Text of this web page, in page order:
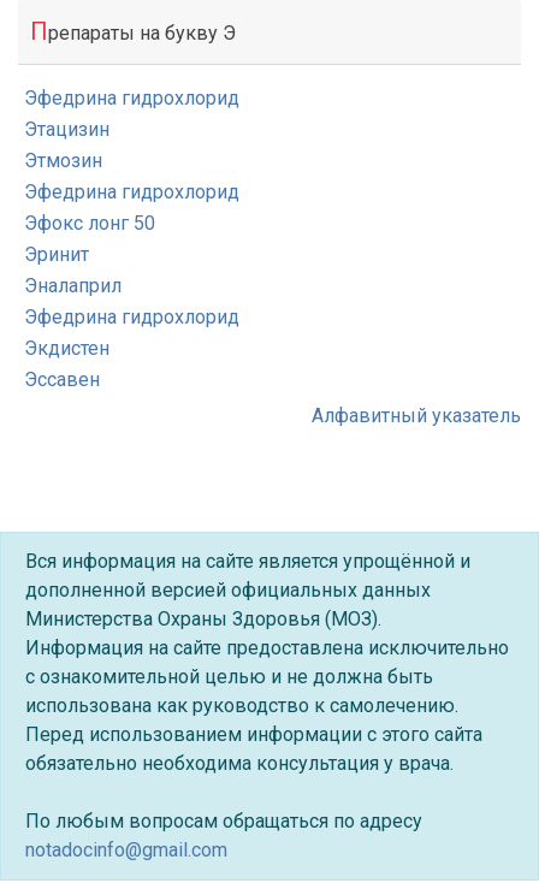
Препараты на букву Э
Эфедрина гидрохлорид
Этацизин
Этмозин
Эфедрина гидрохлорид
Эфокс лонг 50
Эринит
Эналаприл
Эфедрина гидрохлорид
Экдистен
Эссавен
Алфавитный указатель
Вся информация на сайте является упрощённой и
дополненной версией официальных данных
Министерства Охраны Здоровья (МОЗ).
Информация на сайте предоставлена исключительно
с ознакомительной целью и не должна быть
использована как руководство к самолечению.
Перед использованием информации с этого сайта
обязательно необходима консультация у врача.
По любым вопросам обращаться по адресу
notadocinfo@gmail.com